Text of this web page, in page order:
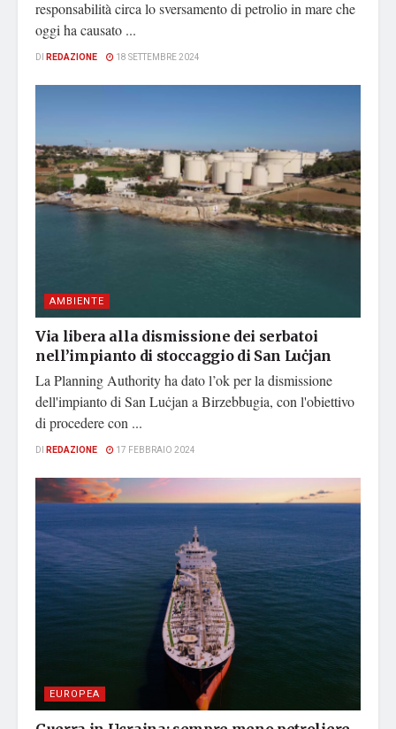
responsabilità circa lo sversamento di petrolio in mare che
oggi ha causato ...
DI REDAZIONE 18 SETTEMBRE 2024
AMBIENTE
Via libera alla dismissione dei serbatoi
nell’impianto di stoccaggio di San Luċjan
La Planning Authority ha dato l’ok per la dismissione
dell'impianto di San Luċjan a Birzebbugia, con l'obiettivo
di procedere con ...
DI REDAZIONE 17 FEBBRAIO 2024
EUROPEA